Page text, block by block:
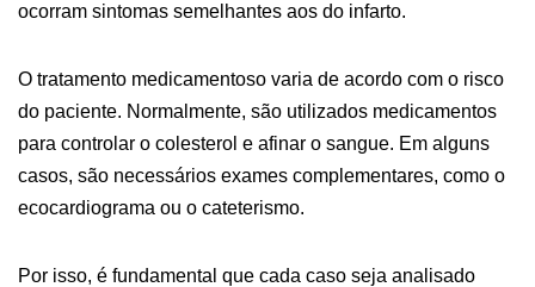
ocorram sintomas semelhantes aos do infarto.
O tratamento medicamentoso varia de acordo com o risco
do paciente. Normalmente, são utilizados medicamentos
para controlar o colesterol e afinar o sangue. Em alguns
casos, são necessários exames complementares, como o
ecocardiograma ou o cateterismo.
Por isso, é fundamental que cada caso seja analisado